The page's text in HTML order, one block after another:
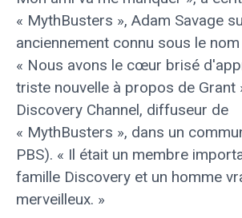
« MythBusters », Adam Savage
anciennement connu sous le
« Nous avons le cœur brisé
triste nouvelle à propos de Grant
Discovery Channel, diffuseur de
« MythBusters », dans un
PBS). « Il était un membre
famille Discovery et un homme
merveilleux. »